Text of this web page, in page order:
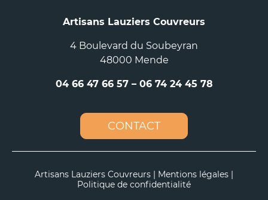
Artisans Lauziers Couvreurs
4 Boulevard du Soubeyran
48000 Mende
04 66 47 66 57– 06 74 24 45 78
CONTACT
Artisans Lauziers Couvreurs | Mentions légales |
Politique de confidentialité